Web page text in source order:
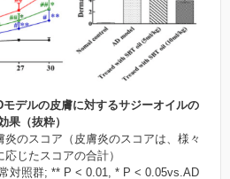
デルの皮膚に対するサジーオイルの
果（抜粋）
のスコア（皮膚炎のスコアは、様々
応じたスコアの合計）
対照群; ** P < 0.01, * P < 0.05vs.AD